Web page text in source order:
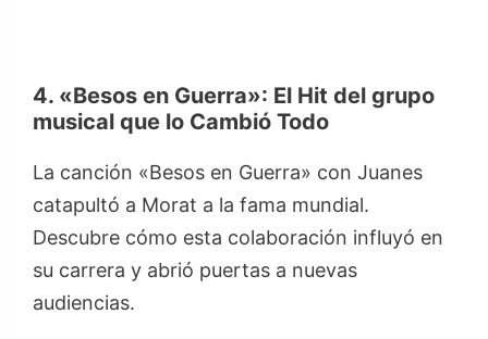
4. «Besos en Guerra»: El Hit del grupo
musical que lo Cambió Todo
La canción «Besos en Guerra» con Juanes
catapultó a Morat a la fama mundial.
Descubre cómo esta colaboración influyó en
su carrera y abrió puertas a nuevas
audiencias.